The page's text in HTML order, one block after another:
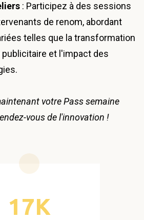
: Participez à des sessions
de renom, abordant
telles que la transformation
publicitaire et l'impact des
votrePass semaine
vous de l'innovation !
17K